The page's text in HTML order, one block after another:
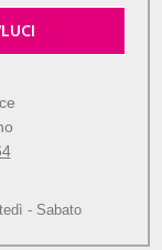
- Sabato